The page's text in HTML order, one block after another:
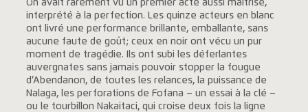
On avait rarement vu un premier acte aussi maitrisé,
interprété à la perfection. Les quinze acteurs en blanc
ont livré une performance brillante, emballante, sans
aucune faute de goût; ceux en noir ont vécu un pur
moment de tragédie. Ils ont subi les déferlantes
auvergnates sans jamais pouvoir stopper la fougue
d’Abendanon, de toutes les relances, la puissance de
Nalaga, les perforations de Fofana – un essai à la clé –
ou le tourbillon Nakaitaci, qui croise deux fois la ligne